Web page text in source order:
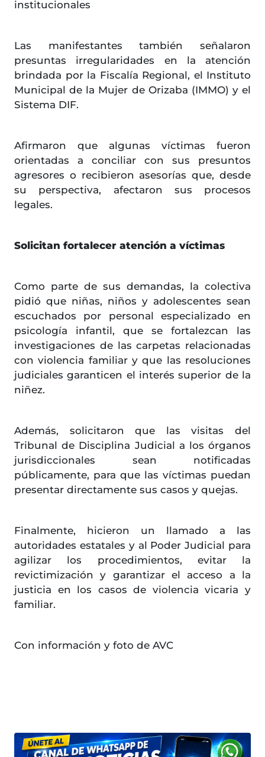
institucionales
Las manifestantes también señalaron
presuntas irregularidades en la atención
brindada por la Fiscalía Regional, el Instituto
Municipal de la Mujer de Orizaba (IMMO) y el
Sistema DIF.
Afirmaron que algunas víctimas fueron
orientadas a conciliar con sus presuntos
agresores o recibieron asesorías que, desde
su perspectiva, afectaron sus procesos
legales.
Solicitan fortalecer atención a víctimas
Como parte de sus demandas, la colectiva
pidió que niñas, niños y adolescentes sean
escuchados por personal especializado en
psicología infantil, que se fortalezcan las
investigaciones de las carpetas relacionadas
con violencia familiar y que las resoluciones
judiciales garanticen el interés superior de la
niñez.
Además, solicitaron que las visitas del
Tribunal de Disciplina Judicial a los órganos
jurisdiccionales sean notificadas
públicamente, para que las víctimas puedan
presentar directamente sus casos y quejas.
Finalmente, hicieron un llamado a las
autoridades estatales y al Poder Judicial para
agilizar los procedimientos, evitar la
revictimización y garantizar el acceso a la
justicia en los casos de violencia vicaria y
familiar.
Con información y foto de AVC